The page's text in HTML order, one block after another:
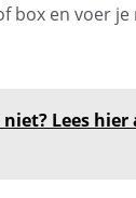
box en voer je
niet? Lees